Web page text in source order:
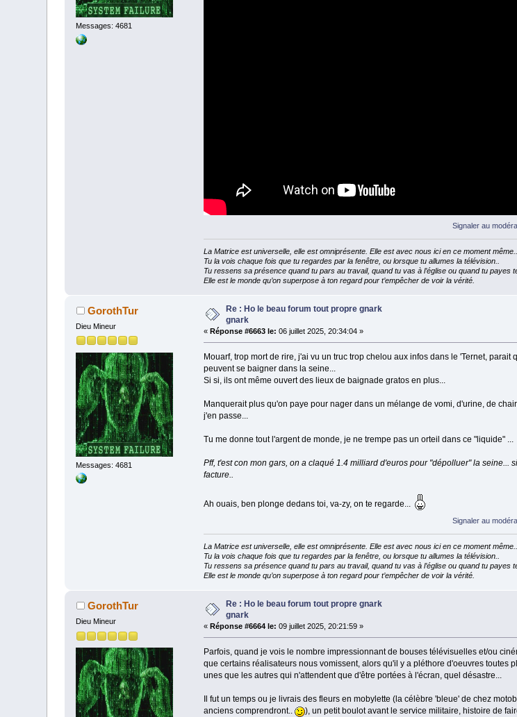
Messages: 4681
Signaler au
La Matrice est universelle, elle est omniprésente. Elle est avec nous ici en ce moment même..
Tu la vois chaque fois que tu regardes par la fenêtre, ou lorsque tu allumes la télévision..
Tu ressens sa présence quand tu pars au travail, quand tu vas à l’église ou quand tu payes
Elle est le monde qu’on superpose à ton regard pour t’empêcher de voir la vérité.
GorothTur
Dieu Mineur
Messages: 4681
Re : Ho le beau forum tout propre gnark
gnark
« Réponse #6663 le: 06 juillet 2025, 20:34:04 »
Mouarf, trop mort de rire, j'ai vu un truc trop chelou aux infos dans le 'Ternet, parait
peuvent se baigner dans la seine...
Si si, ils ont même ouvert des lieux de baignade gratos en plus...
Manquerait plus qu'on paye pour nager dans un mélange de vomi, d'urine, de
j'en passe...
Tu me donne tout l'argent de monde, je ne trempe pas un orteil dans ce "liquide" ...
Pff, t'est con mon gars, on a claqué 1.4 milliard d'euros pour "dépolluer" la seine...
facture..
Ah ouais, ben plonge dedans toi, va-zy, on te regarde...
Signaler au
La Matrice est universelle, elle est omniprésente. Elle est avec nous ici en ce moment même..
Tu la vois chaque fois que tu regardes par la fenêtre, ou lorsque tu allumes la télévision..
Tu ressens sa présence quand tu pars au travail, quand tu vas à l’église ou quand tu payes
Elle est le monde qu’on superpose à ton regard pour t’empêcher de voir la vérité.
GorothTur
Dieu Mineur
Re : Ho le beau forum tout propre gnark
gnark
« Réponse #6664 le: 09 juillet 2025, 20:21:59 »
Parfois, quand je vois le nombre impressionnant de bouses télévisuelles et/ou
que certains réalisateurs nous vomissent, alors qu'il y a pléthore d'oeuvres toutes
unes que les autres qui n'attendent que d'être portées à l'écran, quel désastre...
Il fut un temps ou je livrais des fleurs en mobylette (la célèbre 'bleue' de chez
anciens comprendront..
), un petit boulot avant le service militaire, histoire de